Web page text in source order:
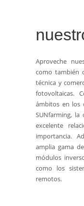
Aproveche
como también
técnica y
fotovoltaicas.
ámbitos en los
SUNfarming,
excelente
importancia.
amplia gama
módulos
como los
remotos.